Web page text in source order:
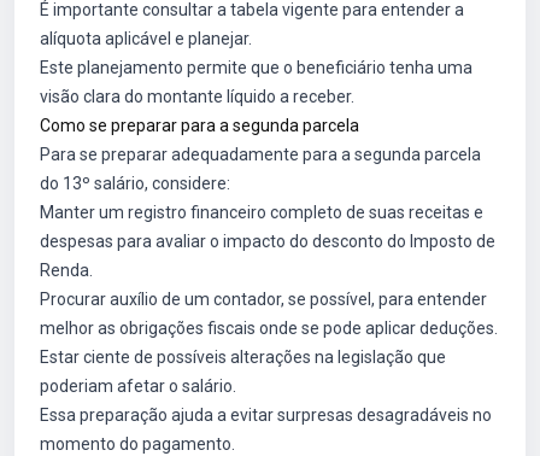
É importante consultar a tabela vigente para entender a
alíquota aplicável e planejar.
Este planejamento permite que o beneficiário tenha uma
visão clara do montante líquido a receber.
Como se preparar para a segunda parcela
Para se preparar adequadamente para a segunda parcela
do 13º salário, considere:
Manter um registro financeiro completo de suas receitas e
despesas para avaliar o impacto do desconto do Imposto de
Renda.
Procurar auxílio de um contador, se possível, para entender
melhor as obrigações fiscais onde se pode aplicar deduções.
Estar ciente de possíveis alterações na legislação que
poderiam afetar o salário.
Essa preparação ajuda a evitar surpresas desagradáveis no
momento do pagamento.